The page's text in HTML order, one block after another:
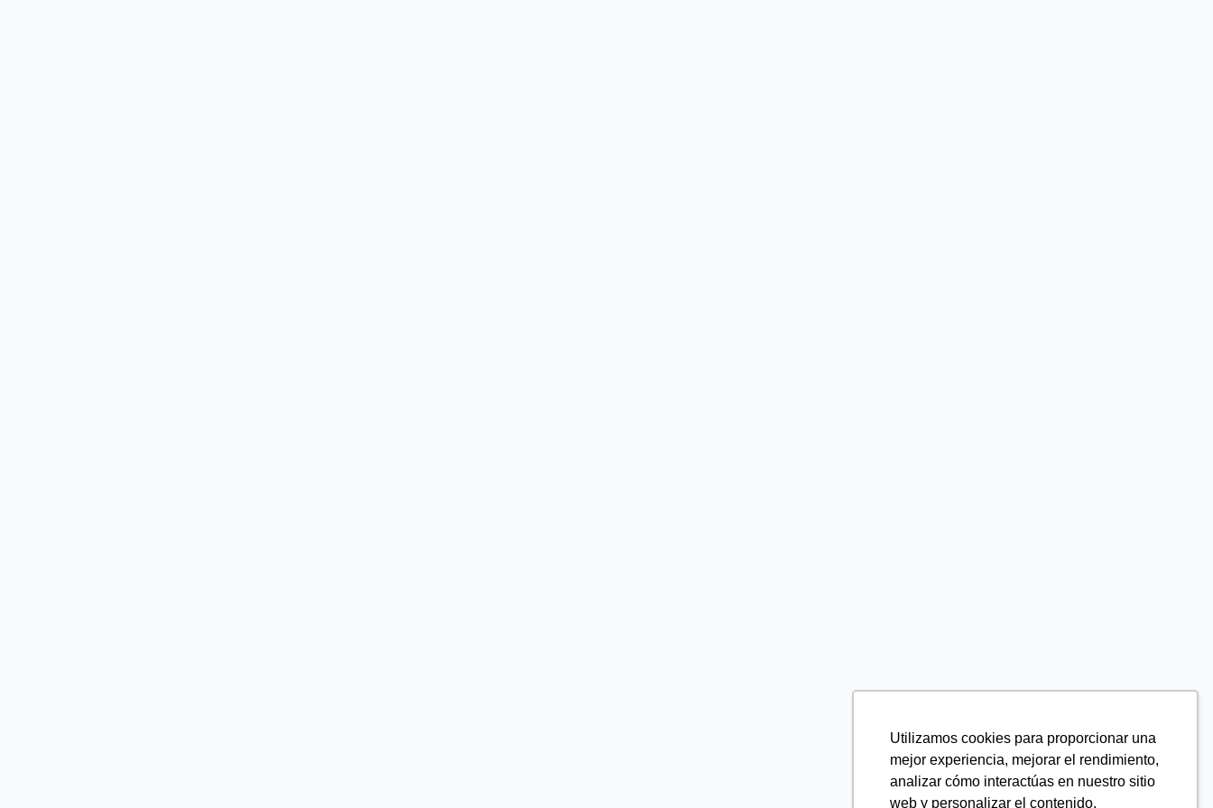
Utilizamos cookies para proporcionar una
mejor experiencia, mejorar el rendimiento,
analizar cómo interactúas en nuestro sitio
web y personalizar el contenido.